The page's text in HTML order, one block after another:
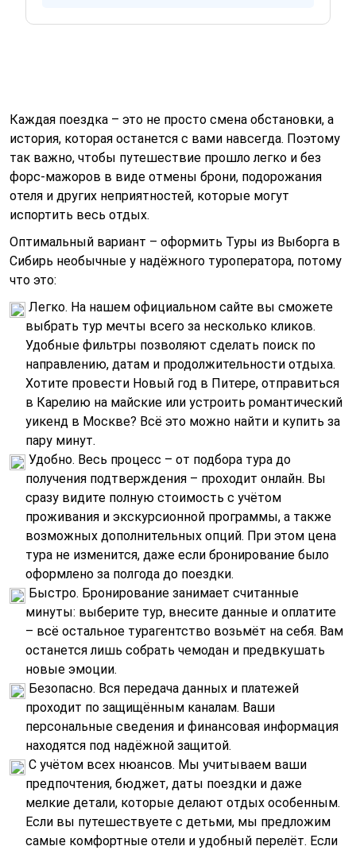
Каждая поездка – это не просто смена обстановки, а
история, которая останется с вами навсегда. Поэтому
так важно, чтобы путешествие прошло легко и без
форс-мажоров в виде отмены брони, подорожания
отеля и других неприятностей, которые могут
испортить весь отдых.
Оптимальный вариант – оформить Туры из Выборга в
Сибирь необычные у надёжного туроператора, потому
что это:
Легко. На нашем официальном сайте вы сможете
выбрать тур мечты всего за несколько кликов.
Удобные фильтры позволяют сделать поиск по
направлению, датам и продолжительности отдыха.
Хотите провести Новый год в Питере, отправиться
в Карелию на майские или устроить романтический
уикенд в Москве? Всё это можно найти и купить за
пару минут.
Удобно. Весь процесс – от подбора тура до
получения подтверждения – проходит онлайн. Вы
сразу видите полную стоимость с учётом
проживания и экскурсионной программы, а также
возможных дополнительных опций. При этом цена
тура не изменится, даже если бронирование было
оформлено за полгода до поездки.
Быстро. Бронирование занимает считанные
минуты: выберите тур, внесите данные и оплатите
– всё остальное турагентство возьмёт на себя. Вам
останется лишь собрать чемодан и предвкушать
новые эмоции.
Безопасно. Вся передача данных и платежей
проходит по защищённым каналам. Ваши
персональные сведения и финансовая информация
находятся под надёжной защитой.
С учётом всех нюансов. Мы учитываем ваши
предпочтения, бюджет, даты поездки и даже
мелкие детали, которые делают отдых особенным.
Если вы путешествуете с детьми, мы предложим
самые комфортные отели и удобный перелёт. Если